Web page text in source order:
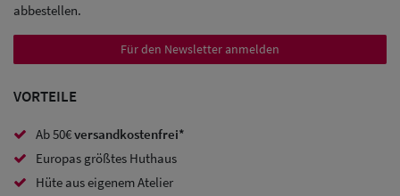
Sale:
mit
Ohrenschutz
abbestellen.
Für den Newsletter anmelden
VORTEILE
Ab 50€versandkostenfrei*
Europas größtes Huthaus
Hüte aus eigenem Atelier